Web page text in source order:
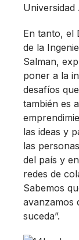
Universidad
En tanto, el
de la
Salman,
poner a la
desafíos
también es
las ideas y
las
del país y
redes de
Sabemos
avanzamos
suceda”.